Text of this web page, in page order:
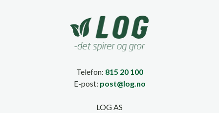
Telefon: 815 20 100
E-post: post@log.no
LOG AS